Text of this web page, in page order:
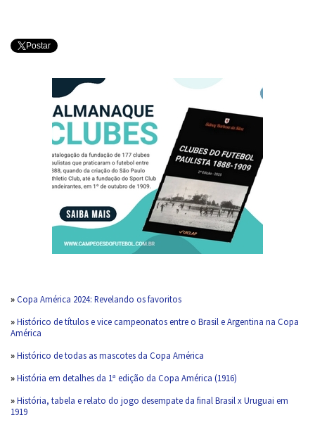
Postar
»Copa América 2024: Revelando os favoritos
»Histórico de títulos e vice campeonatos entre o Brasil e Argentina na Copa
América
»Histórico de todas as mascotes da Copa América
»História em detalhes da 1ª edição da Copa América (1916)
»História, tabela e relato do jogo desempate da final Brasil x Uruguai em
1919